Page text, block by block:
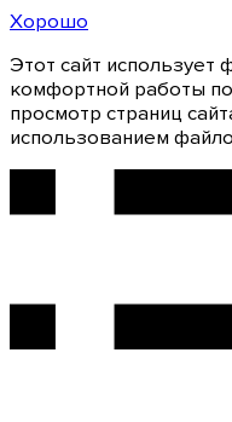
Хорошо
Этот сайт
комфортной работы
просмотр страниц
использованием